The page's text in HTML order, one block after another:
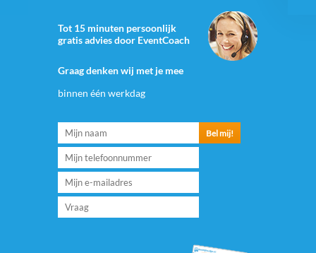
Tot 15 minuten persoonlijk
gratis advies door EventCoach
Graag denken wij met je mee
binnen één werkdag